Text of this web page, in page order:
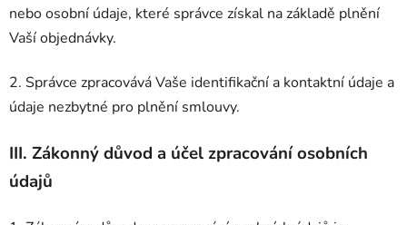
nebo osobní údaje, které správce získal na základě plnění
Vaší objednávky.
2. Správce zpracovává Vaše identifikační a kontaktní údaje a
údaje nezbytné pro plnění smlouvy.
III. Zákonný důvod a účel zpracování osobních
údajů